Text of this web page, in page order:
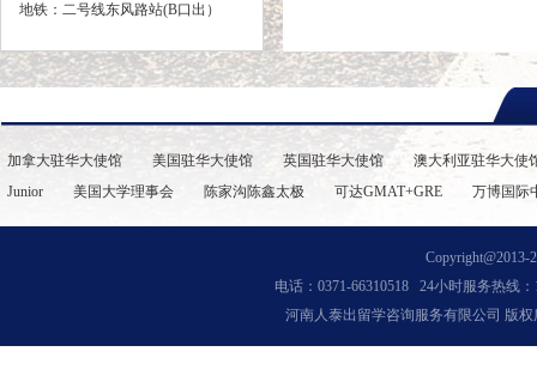
地铁：二号线东风路站(B口出）
加拿大驻华大使馆 美国驻华大使馆 英国驻华大使馆
澳大利亚驻华大使
Junior
美国大学理事会 陈家沟陈鑫太极 可达GMAT+GRE 万博国际
Copyright@2013-
电话：0371-66310518 24小时服务热线：
河南人泰出留学咨询服务有限公司 版权